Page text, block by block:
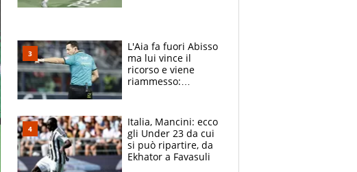
L'Aia fa fuori Abisso
ma lui vince il
ricorso e viene
riammesso:
Italia, Mancini: ecco
gli Under 23 da cui
si può ripartire, da
Ekhator a Favasuli